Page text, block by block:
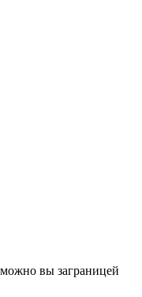
вы заграницей